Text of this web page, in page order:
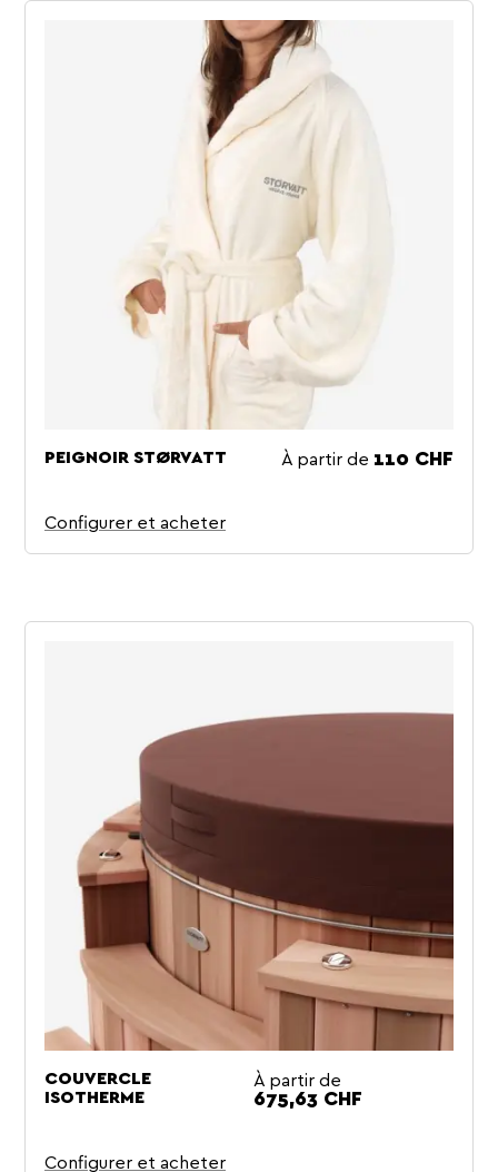
PEIGNOIR STØRVATT Prix
À partir de 110 CHF
Configurer et acheter
COUVERCLE
ISOTHERME
Prix
À partir de
675,63 CHF
Configurer et acheter